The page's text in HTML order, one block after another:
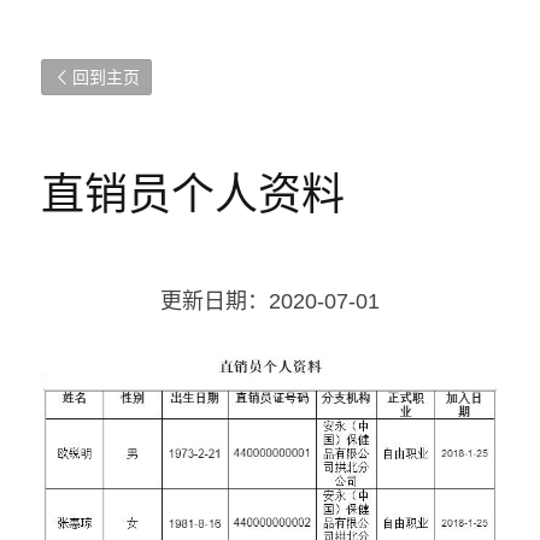
回到主页
直销员个人资料
更新日期：2020-07-01